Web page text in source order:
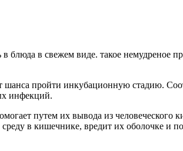
блюда в свежем виде. такое немудреное
пройти инкубационную стадию.
инфекций.
путем их вывода из человеческого
среду в кишечнике, вредит их оболочке и